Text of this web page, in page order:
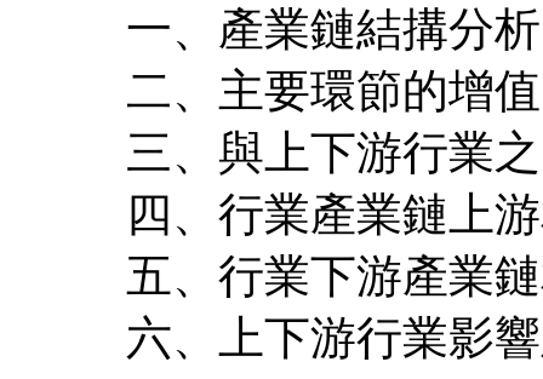
一、產業鏈結搆分析
二、主要環節的增
三、與上下游行業
四、行業產業鏈上
五、行業下游產業
六、上下游行業影